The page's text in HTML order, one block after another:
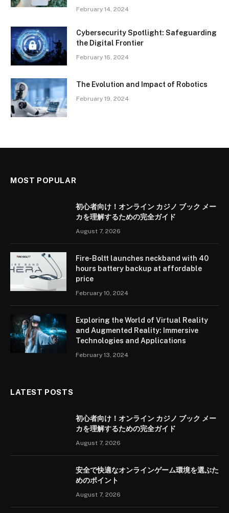
February 14, 2024
Cybersecurity Spotlight: Safeguarding
the Digital Frontier
February 16, 2024
The Evolution and Impact of Robotics
February 19, 2024
MOST POPULAR
初心者向け！オンライン カジノ ブック メー
カを理解するための完全ガイド
August 7, 2026
Fire-Boltt launches neckband with 40
hours battery backup at affordable
price
February 10, 2024
Exploring the World of Virtual Reality
and Augmented Reality: Immersive
Technologies and Applications
February 13, 2024
LATEST POSTS
初心者向け！オンライン カジノ ブック メー
カを理解するための完全ガイド
August 7, 2026
安全で快適なオンラインゲーム環境を選ぶた
めのポイント
August 7, 2026